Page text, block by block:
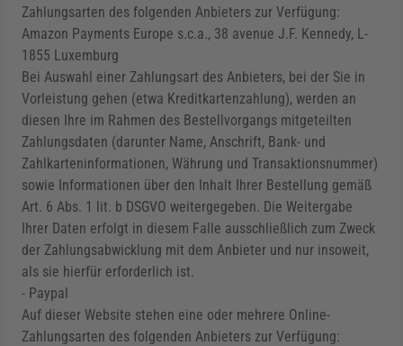
Zahlungsarten des folgenden Anbieters zur Verfügung:
Amazon Payments Europe s.c.a., 38 avenue J.F. Kennedy, L-
1855 Luxemburg
Bei Auswahl einer Zahlungsart des Anbieters, bei der Sie in
Vorleistung gehen (etwa Kreditkartenzahlung), werden an
diesen Ihre im Rahmen des Bestellvorgangs mitgeteilten
Zahlungsdaten (darunter Name, Anschrift, Bank- und
Zahlkarteninformationen, Währung und Transaktionsnummer)
sowie Informationen über den Inhalt Ihrer Bestellung gemäß
Art. 6 Abs. 1 lit. b DSGVO weitergegeben. Die Weitergabe
Ihrer Daten erfolgt in diesem Falle ausschließlich zum Zweck
der Zahlungsabwicklung mit dem Anbieter und nur insoweit,
als sie hierfür erforderlich ist.
- Paypal
Auf dieser Website stehen eine oder mehrere Online-
Zahlungsarten des folgenden Anbieters zur Verfügung: